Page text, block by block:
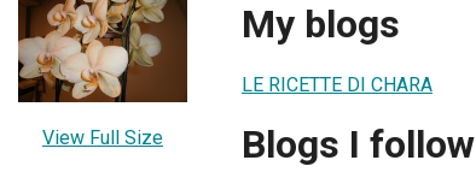
View Full Size
My blogs
LE RICETTE DI CHARA
Blogs I follow